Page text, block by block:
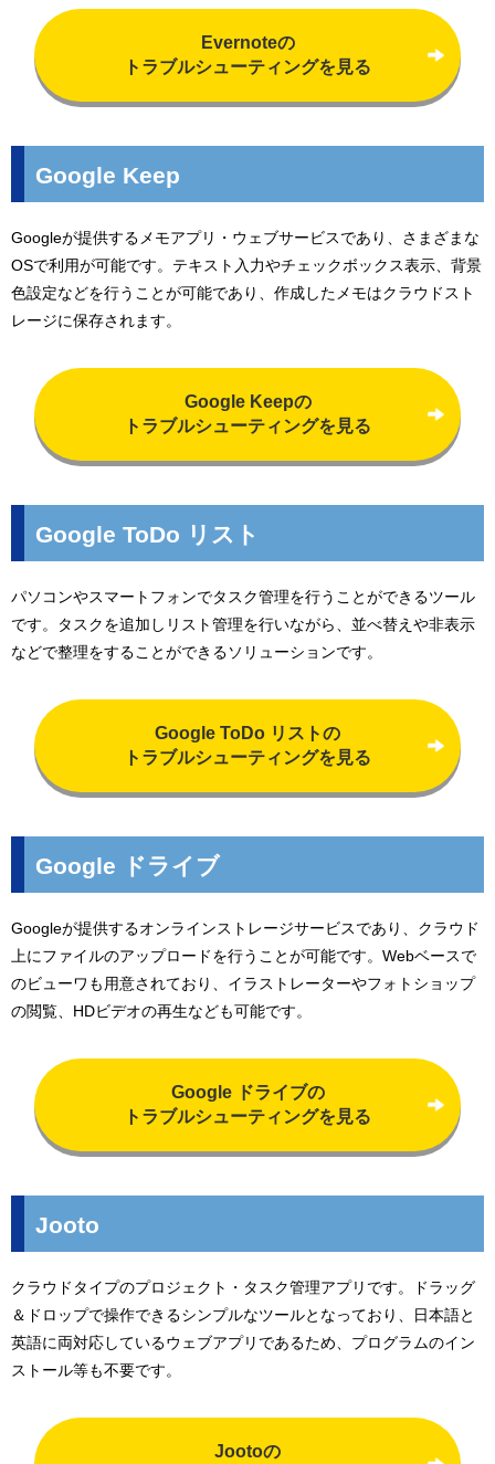
Evernoteの
トラブルシューティングを見る
Google Keep
Googleが提供するメモアプリ・ウェブサービスであり、さまざまな
OSで利用が可能です。テキスト入力やチェックボックス表示、背景
色設定などを行うことが可能であり、作成したメモはクラウドスト
レージに保存されます。
Google Keepの
トラブルシューティングを見る
Google ToDo リスト
パソコンやスマートフォンでタスク管理を行うことができるツール
です。タスクを追加しリスト管理を行いながら、並べ替えや非表示
などで整理をすることができるソリューションです。
Google ToDo リストの
トラブルシューティングを見る
Google ドライブ
Googleが提供するオンラインストレージサービスであり、クラウド
上にファイルのアップロードを行うことが可能です。Webベースで
のビューワも用意されており、イラストレーターやフォトショップ
の閲覧、HDビデオの再生なども可能です。
Google ドライブの
トラブルシューティングを見る
Jooto
クラウドタイプのプロジェクト・タスク管理アプリです。ドラッグ
＆ドロップで操作できるシンプルなツールとなっており、日本語と
英語に両対応しているウェブアプリであるため、プログラムのイン
ストール等も不要です。
Jootoの